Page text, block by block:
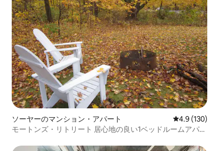
ソーヤーのマンション・アパート レビュー130
4.9 (130)
モートンズ・リトリート 居心地の良い1ベッドルームアパー